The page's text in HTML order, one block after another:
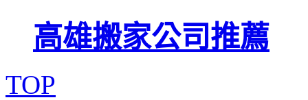
高雄搬家公司推薦
TOP